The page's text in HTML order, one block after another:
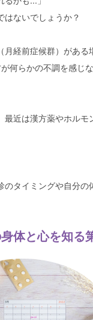
はないでしょうか？
経前症候群）があ
何らかの不調を感じ
近は漢方薬やホル
タイミングや自分の
体と心を知る